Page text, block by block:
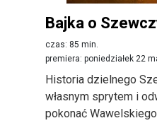
Bajka o
czas: 85 min.
premiera: poniedziałek 22
Historia dzielnego
własnym sprytem i
pokonać